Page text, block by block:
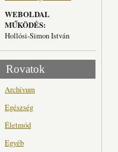
WEBOLDAL
MŰKÖDÉS:
Hollósi-Simon István
Rovatok
Archívum
Egészség
Életmód
Egyéb